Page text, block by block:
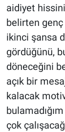
aidiyet
belirten
ikinci şansa
gördüğünü,
döneceğini
açık bir
kalacak
çok